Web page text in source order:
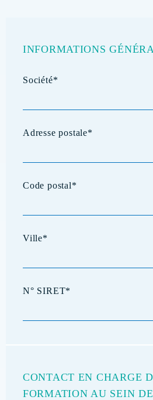
INFORMATIONS
CONTACT EN CHARGE
FORMATION AU SEIN